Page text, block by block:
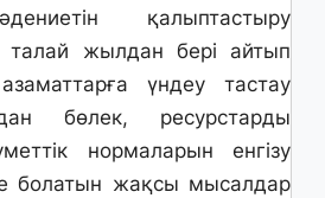
қалыптастыру
талай жылдан бері айтып
үндеу тастау
бөлек, ресурстарды
нормаларын енгізу
болатын жақсы мысалдар